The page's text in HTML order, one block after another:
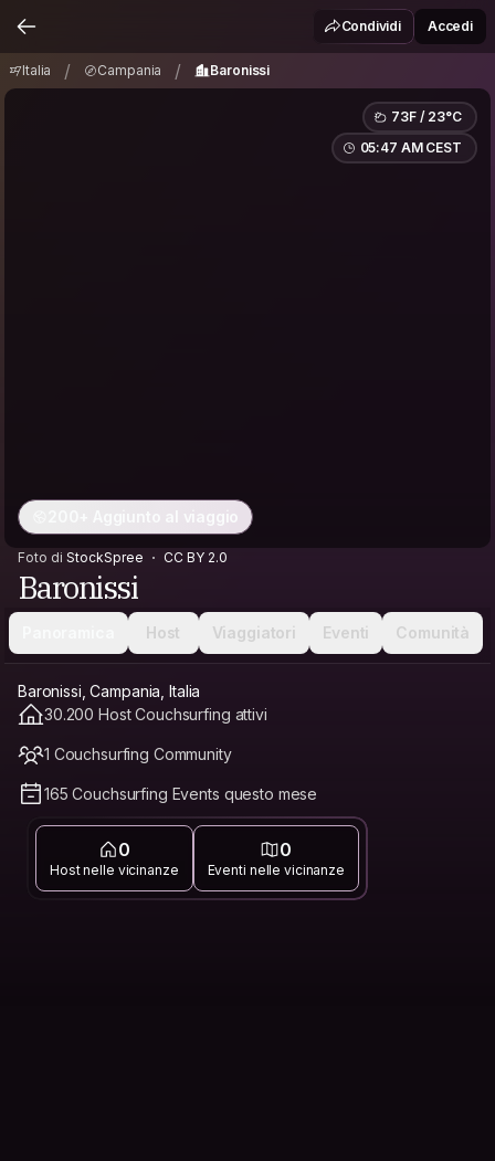
Condividi Accedi
Italia / Campania / Baronissi
73F / 23°C
05:47 AM CEST
200+ Aggiunto al viaggio
Foto di StockSpree CC BY 2.0
Baronissi
Host Viaggiatori Eventi Comunità
Baronissi, Campania, Italia
30.200 Host Couchsurfing attivi
1 Couchsurfing Community
165 Couchsurfing Events questo mese
0
Host nelle vicinanze
0
Eventi nelle vicinanze